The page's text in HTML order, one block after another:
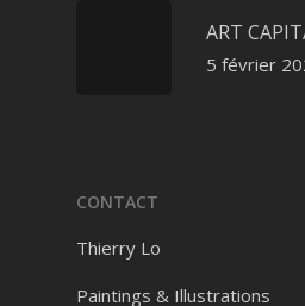
ART
5 février
CONTACT
Thierry Lo
Paintings & Illustrations